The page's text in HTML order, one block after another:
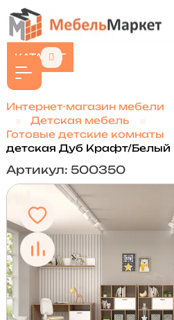
КАТАЛОГ
Интернет-магазин мебели
Детская мебель
Готовые детские комнаты
детская Дуб Крафт/Белый
Артикул: 500350